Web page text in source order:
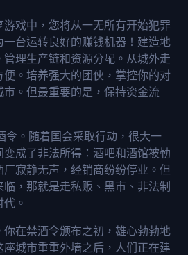
戏中，您将从一无所有开始犯罪
台运转良好的赚钱机器！建造地
理生产链和资源分配。从城外走
。培养强大的团伙，掌控你的对
。但最重要的是，保持资金流
令。随着国会采取行动，很大一
成了非法所得：酒吧和酒馆被勒
寂静无声，经销商纷纷停业。但
，那就是走私贩、黑市、非法制
。
在禁酒令颁布之初，雄心勃勃地
城市重重外墙之后，人们正在建